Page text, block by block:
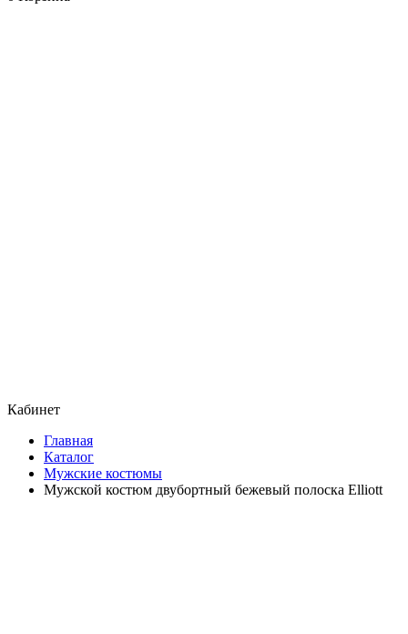
Кабинет
Главная
Каталог
Мужские костюмы
Мужской костюм двубортный бежевый полоска Elliott